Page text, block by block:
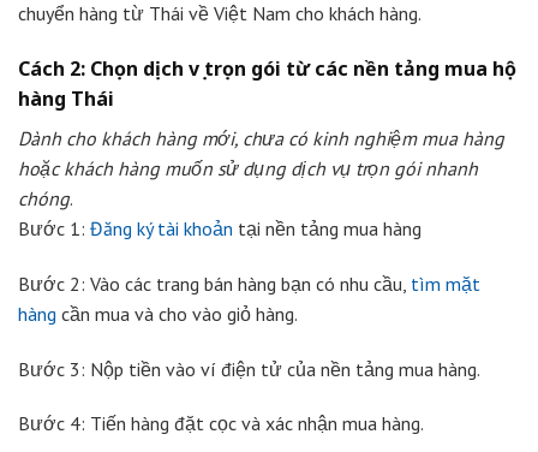
chuyển hàng từ Thái về Việt Nam cho khách hàng.
Cách 2: Chọn dịch vụ trọn gói từ các nền tảng mua hộ
hàng Thái
Dành cho khách hàng mới, chưa có kinh nghiệm mua hàng
hoặc khách hàng muốn sử dụng dịch vụ trọn gói nhanh
chóng.
Bước 1: Đăng ký tài khoản tại nền tảng mua hàng
Bước 2: Vào các trang bán hàng bạn có nhu cầu, tìm mặt
hàng cần mua và cho vào giỏ hàng.
Bước 3: Nộp tiền vào ví điện tử của nền tảng mua hàng.
Bước 4: Tiến hàng đặt cọc và xác nhận mua hàng.